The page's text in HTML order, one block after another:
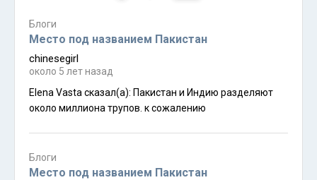
Блоги
Место под названием Пакистан
chinesegirl
около 5 лет назад
Elena Vasta сказал(а): Пакистан и Индию разделяют
около миллиона трупов. к сожалению
Блоги
Место под названием Пакистан